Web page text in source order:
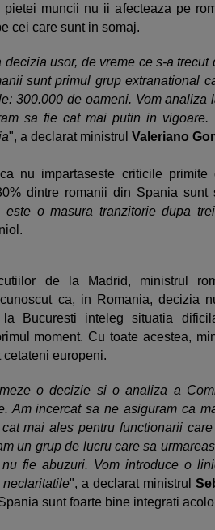
pietei muncii nu ii afecteaza pe
cei care sunt in somaj.
decizia usor, de vreme ce s-a
sunt primul grup extranational
300.000 de oameni. Vom analiza
sa fie cat mai putin in vigoare.
", a declarat ministrul Valeriano
nu impartaseste criticile
dintre romanii din Spania sunt
este o masura tranzitorie dupa
de la Madrid, ministrul
ca, in Romania, decizia
la Bucuresti inteleg situatia
moment. Cu toate acestea,
europeni.
o decizie si o analiza a
Am incercat sa ne asiguram ca
mai ales pentru functionarii
un grup de lucru care sa
fie abuzuri. Vom introduce o
", a declarat ministrul
sunt foarte bine integrati